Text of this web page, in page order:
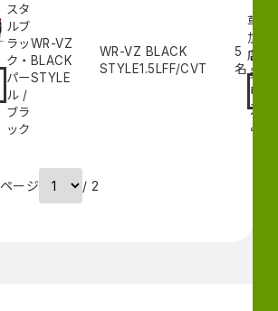
スタ
ルブ
ラッ
ク・
パー
ル/
ブラ
ック
WR-VZ
BLACK
STYLE
WR-VZ BLACK
STYLE1.5LFF/CVT
5
名
草
加
店試
乗
申
込
み
ページ / 2